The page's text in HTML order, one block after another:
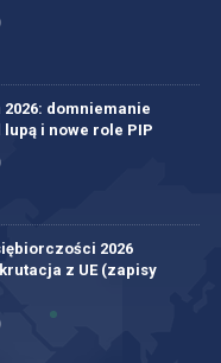
domniemanie
i nowe role PIP
2026
z UE (zapisy